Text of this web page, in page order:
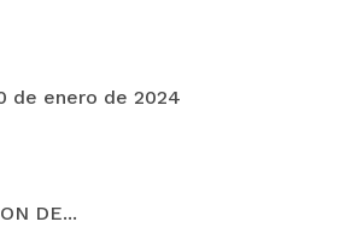
de enero de 2024
DE...